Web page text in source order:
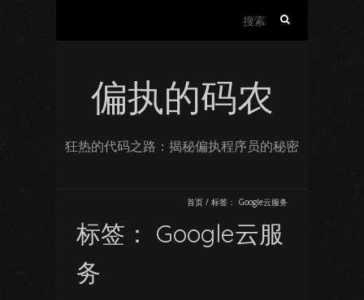
偏执的码农
狂热的代码之路：揭秘偏执程序员的秘密
首页 / 标签： Google云服务
标签： Google云服
务